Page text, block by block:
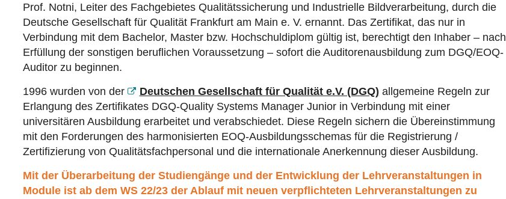
Prof. Notni, Leiter des Fachgebietes Qualitätssicherung und Industrielle Bildverarbeitung, durch die
Deutsche Gesellschaft für Qualität Frankfurt am Main e. V. ernannt. Das Zertifikat, das nur in
Verbindung mit dem Bachelor, Master bzw. Hochschuldiplom gültig ist, berechtigt den Inhaber – nach
Erfüllung der sonstigen beruflichen Voraussetzung – sofort die Auditorenausbildung zum DGQ/EOQ-
Auditor zu beginnen.
1996 wurden von der
Deutschen Gesellschaft für Qualität e.V. (DGQ) allgemeine Regeln zur
Erlangung des Zertifikates DGQ-Quality Systems Manager Junior in Verbindung mit einer
universitären Ausbildung erarbeitet und verabschiedet. Diese Regeln sichern die Übereinstimmung
mit den Forderungen des harmonisierten EOQ-Ausbildungsschemas für die Registrierung /
Zertifizierung von Qualitätsfachpersonal und die internationale Anerkennung dieser Ausbildung.
Mit der Überarbeitung der Studiengänge und der Entwicklung der Lehrveranstaltungen in
Module ist ab dem WS 22/23 der Ablauf mit neuen verpflichteten Lehrveranstaltungen zu